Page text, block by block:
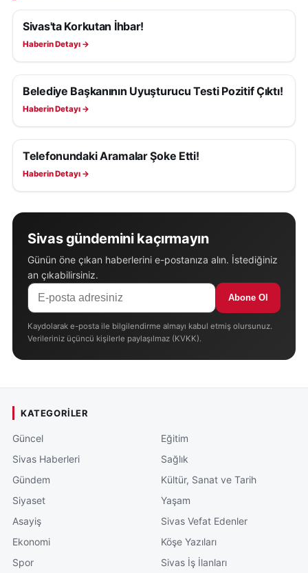
ASAYIŞ
Sivas'ta Korkutan İhbar!
Haberin Detayı →
ASAYIŞ
Belediye Başkanının Uyuşturucu Testi Pozitif Çıktı!
Haberin Detayı →
ASAYIŞ
Telefonundaki Aramalar Şoke Etti!
Haberin Detayı →
Sivas gündemini kaçırmayın
Günün öne çıkan haberlerini e-postanıza alın. İstediğiniz
an çıkabilirsiniz.
Abone Ol
Kaydolarak e-posta ile bilgilendirme almayı kabul etmiş olursunuz.
Verileriniz üçüncü kişilerle paylaşılmaz (KVKK).
KATEGORILER
Güncel
Sivas Haberleri
Gündem
Siyaset
Asayiş
Ekonomi
Spor
Eğitim
Sağlık
Kültür, Sanat ve Tarih
Yaşam
Sivas Vefat Edenler
Köşe Yazıları
Sivas İş İlanları